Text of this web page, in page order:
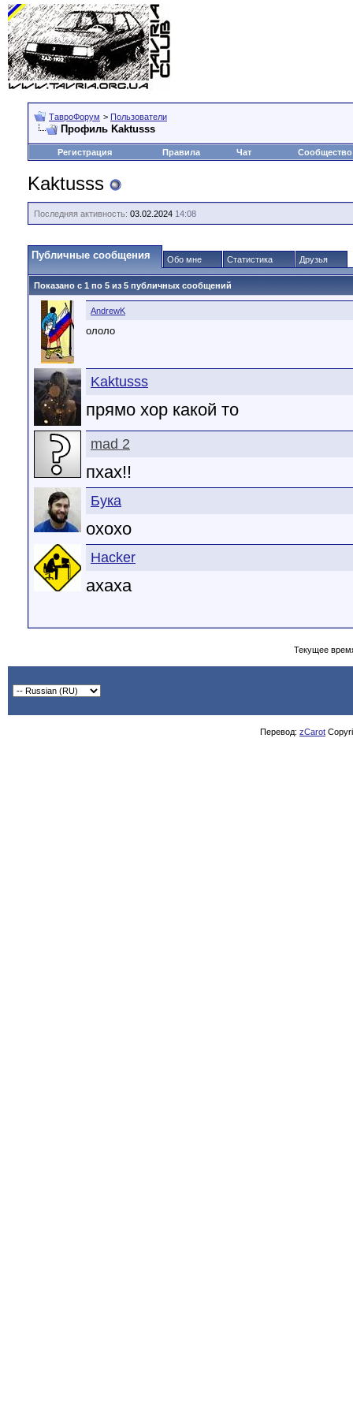
ТавроФорум > Пользователи
Профиль Kaktusss
Регистрация Правила Чат Сообщество
Kaktusss
Последняя активность: 03.02.2024 14:08
Публичные сообщения Обо мне Статистика Друзья
Показано с 1 по 5 из 5 публичных сообщений
AndrewK
ололо
Kaktusss
прямо хор какой то
mad 2
пхах!!
Бука
охохо
Hacker
ахаха
Текущее
Перевод: zCarot